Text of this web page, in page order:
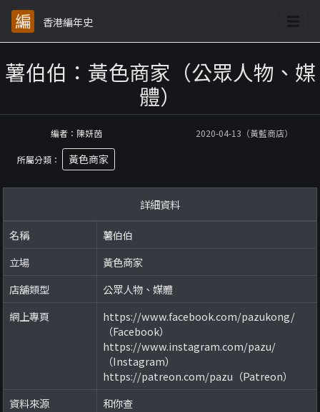
香港編年史
薯伯伯：黃色商家（公眾人物、媒
體）
編者：陳妍茵 2020-04-13（黃藍商店）
所屬分類： 黃色商家
詳細資料
名稱
薯伯伯
立場
黃色商家
店舖類型
公眾人物、媒體
網上專頁
https://www.facebook.com/pazukong/
（Facebook）
https://www.instagram.com/pazu/
（Instagram）
https://patreon.com/pazu（Patreon）
資料來源
和你查